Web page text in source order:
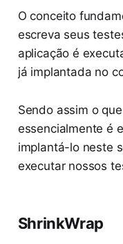
O conceito
escreva seus
aplicação é
já implantada no
Sendo assim o
essencialmente é
implantá-lo neste
executar nossos
ShrinkWrap